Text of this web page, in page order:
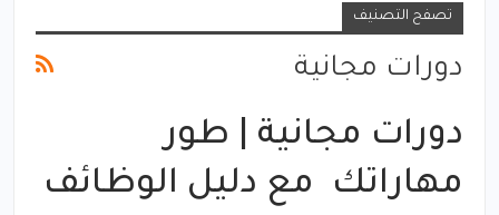
تصفح التصنيف
دورات مجانية
دورات مجانية | طور
مهاراتك مع دليل الوظائف